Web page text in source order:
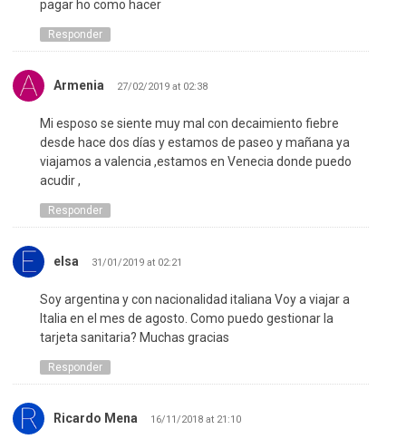
pagar ho como hacer
Responder
Armenia 27/02/2019 at 02:38
Mi esposo se siente muy mal con decaimiento fiebre
desde hace dos días y estamos de paseo y mañana ya
viajamos a valencia ,estamos en Venecia donde puedo
acudir ,
Responder
elsa 31/01/2019 at 02:21
Soy argentina y con nacionalidad italiana Voy a viajar a
Italia en el mes de agosto. Como puedo gestionar la
tarjeta sanitaria? Muchas gracias
Responder
Ricardo Mena 16/11/2018 at 21:10